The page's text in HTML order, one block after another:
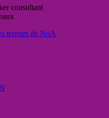
consultant
terroirs de NoA